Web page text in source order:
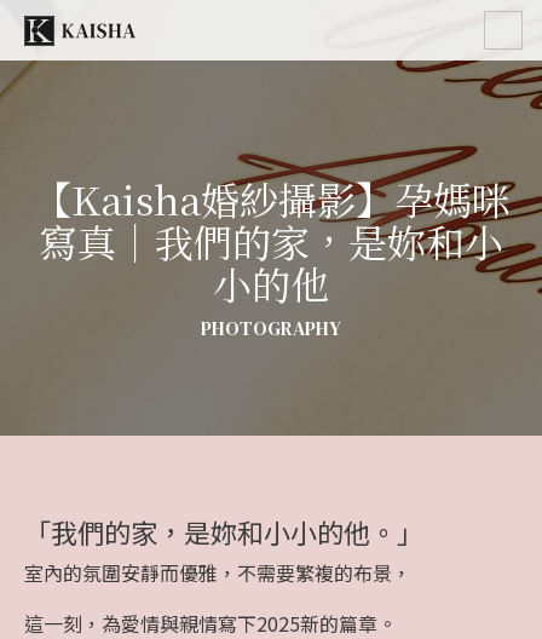
【Kaisha婚紗攝影】孕媽咪
寫真｜我們的家，是妳和小
小的他
PHOTOGRAPHY
「我們的家，是妳和小小的他。」
室內的氛圍安靜而優雅，不需要繁複的布景，
這一刻，為愛情與親情寫下2025新的篇章。